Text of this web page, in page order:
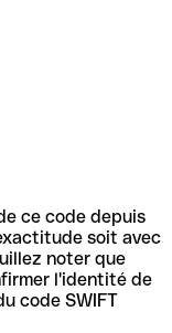
ce code depuis
soit avec
noter que
l'identité de
code SWIFT